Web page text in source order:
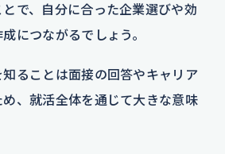
で、自分に合った企業選びや効
につながるでしょう。
ることは面接の回答やキャリア
、就活全体を通じて大きな意味